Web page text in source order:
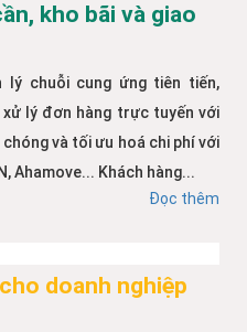
kho bãi và giao
lý chuỗi cung ứng tiên tiến,
lý đơn hàng trực tuyến với
và tối ưu hoá chi phí với
Ahamove... Khách hàng...
Đọc thêm
doanh nghiệp